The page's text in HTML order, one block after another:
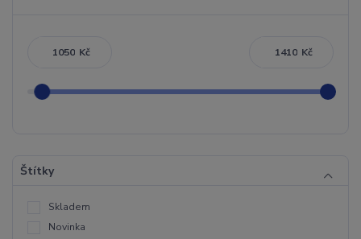
Kč Kč
Štítky
Skladem
Novinka